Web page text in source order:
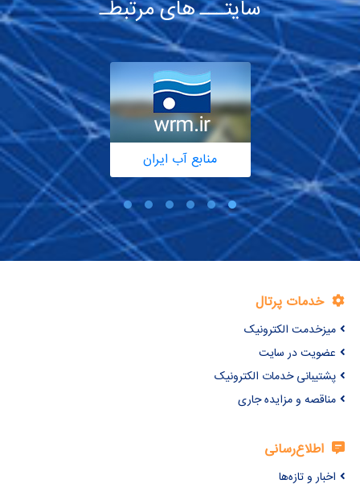
سایتـــ های مرتبطـ
منابع آب ایران
خدمات پرتال
میزخدمت الکترونیک
عضویت در سایت
پشتیبانی خدمات الکترونیک
مناقصه و مزایده جاری
اطلاع‌رسانی
اخبار و تازه‌ها